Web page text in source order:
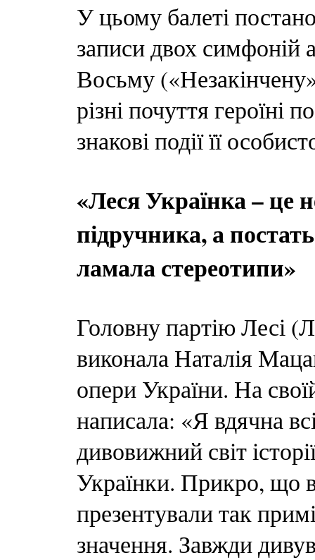
У цьому балеті
записи двох симфоній
Восьму
різні почуття героїні
знакові події її
«Леся Українка – це
підручника, а
ламала стереотипи»
Головну партію Лесі
виконала Наталія
опери України. На
написала: «Я вдячна
дивовижний світ
Українки. Прикро, що
презентували так
значення. Завжди